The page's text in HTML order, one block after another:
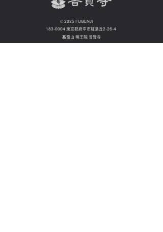
183-0004東京都府中市紅葉丘2-26-4
髙龍山 明王院 普賢寺
© 2025 FUGENJI